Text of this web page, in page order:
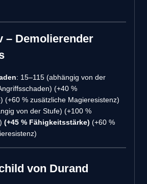
– Demolierender
: 15–115 (abhängig von der
(+40 %
(+60 % zusätzliche Magieresistenz)
von der Stufe) (+100 %
(+45 % Fähigkeitsstärke) (+60 %
von Durand